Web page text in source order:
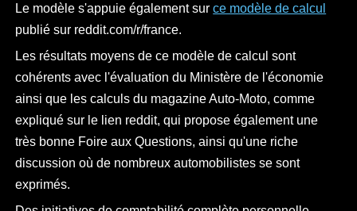
Le modèle s'appuie également surce modèle de calcul
publié sur reddit.com/r/france.
Les résultats moyens de ce modèle de calcul sont
cohérents avec l'évaluation du Ministère de l'économie
ainsi que les calculs du magazine Auto-Moto, comme
expliqué sur le lien reddit, qui propose également une
très bonne Foire aux Questions, ainsi qu'une riche
discussion où de nombreux automobilistes se sont
exprimés.